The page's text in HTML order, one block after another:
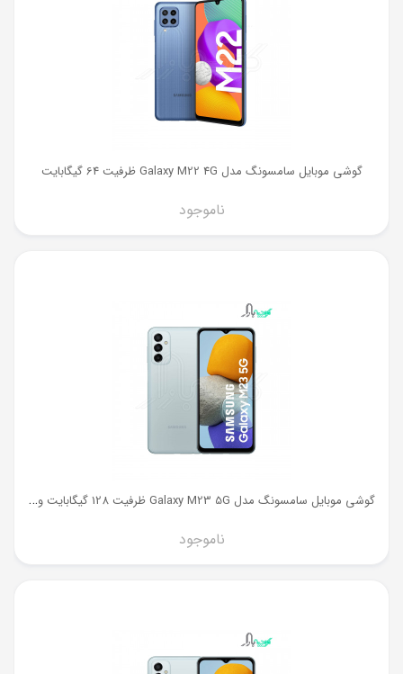
گوشی موبایل سامسونگ مدل Galaxy M22 4G ظرفیت 64 گیگابایت
ناموجود
گ
وشی موبایل سامسونگ مدل Galaxy M23 5G ظرفیت 128 گیگابایت و رم 6 گیگ
ناموجود